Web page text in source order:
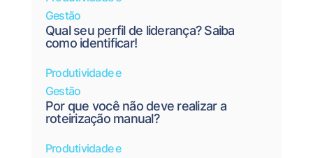
Gestão
Qual seu perfil de liderança? Saiba
como identificar!
Produtividade e
Gestão
Por que você não deve realizar a
roteirização manual?
Produtividade e